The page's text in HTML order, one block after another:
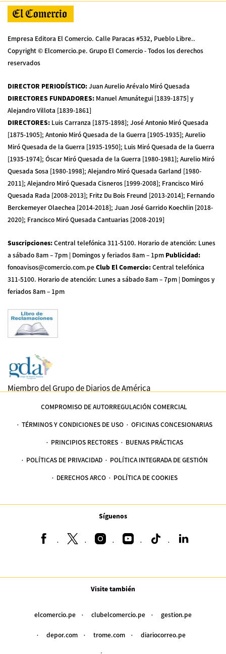
Empresa Editora El Comercio. Calle Paracas #532, Pueblo Libre..
Copyright © Elcomercio.pe. Grupo El Comercio - Todos los derechos
reservados
DIRECTOR PERIODÍSTICO:Juan Aurelio Arévalo Miró Quesada
DIRECTORES FUNDADORES: Manuel Amunátegui [1839-1875] y
Alejandro Villota [1839-1861]
DIRECTORES: Luis Carranza [1875-1898]; José Antonio Miró Quesada
[1875-1905]; Antonio Miró Quesada de la Guerra [1905-1935]; Aurelio
Miró Quesada de la Guerra [1935-1950]; Luis Miró Quesada de la Guerra
[1935-1974]; Óscar Miró Quesada de la Guerra [1980-1981]; Aurelio Miró
Quesada Sosa [1980-1998]; Alejandro Miró Quesada Garland [1980-
2011]; Alejandro Miró Quesada Cisneros [1999-2008]; Francisco Miró
Quesada Rada [2008-2013]; Fritz Du Bois Freund [2013-2014]; Fernando
Berckemeyer Olaechea [2014-2018]; Juan José Garrido Koechlin [2018-
2020]; Francisco Miró Quesada Cantuarias [2008-2019]
Suscripciones:Central telefónica 311-5100. Horario de atención: Lunes
a sábado 8am – 7pm | Domingos y feriados 8am – 1pm Publicidad:
fonoavisos@comercio.com.peClub El Comercio:Central telefónica
311-5100. Horario de atención: Lunes a sábado 8am – 7pm | Domingos y
feriados 8am – 1pm
Miembro del Grupo de Diarios de América
COMPROMISO DE AUTORREGULACIÓN COMERCIAL
TÉRMINOS Y CONDICIONES DE USO OFICINAS CONCESIONARIAS
PRINCIPIOS RECTORES BUENAS PRÁCTICAS
POLÍTICAS DE PRIVACIDAD POLÍTICA INTEGRADA DE GESTIÓN
DERECHOS ARCO POLÍTICA DE COOKIES
Síguenos
Visite también
elcomercio.pe clubelcomercio.pe gestion.pe
depor.com trome.com diariocorreo.pe